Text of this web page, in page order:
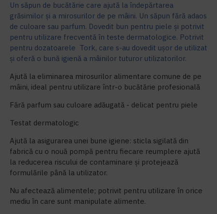
Un săpun de bucătărie care ajută la îndepărtarea
grăsimilor și a mirosurilor de pe mâini. Un săpun fără adaos
de culoare sau parfum. Dovedit bun pentru piele și potrivit
pentru utilizare frecventă în teste dermatologice. Potrivit
pentru dozatoarele Tork, care s-au dovedit ușor de utilizat
și oferă o bună igienă a mâinilor tuturor utilizatorilor.
Ajută la eliminarea mirosurilor alimentare comune de pe
mâini, ideal pentru utilizare într-o bucătărie profesională
Fără parfum sau culoare adăugată - delicat pentru piele
Testat dermatologic
Ajută la asigurarea unei bune igiene: sticla sigilată din
fabrică cu o nouă pompă pentru fiecare reumplere ajută
la reducerea riscului de contaminare și protejează
formulările până la utilizator.
Nu afectează alimentele; potrivit pentru utilizare în orice
mediu în care sunt manipulate alimente.